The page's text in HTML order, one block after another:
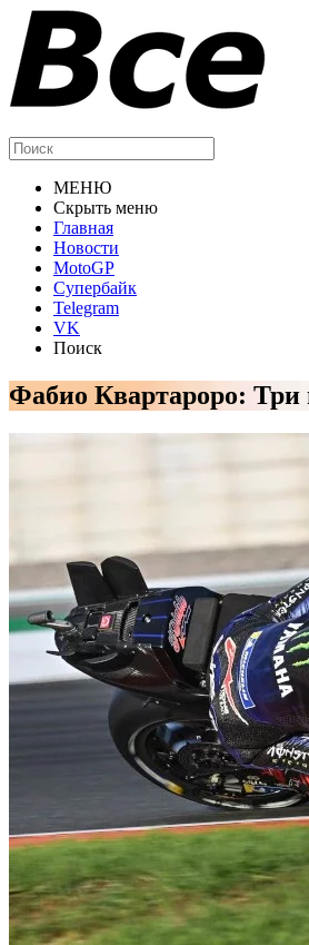
МЕНЮ
Скрыть меню
Главная
Новости
MotoGP
Супербайк
Telegram
VK
Поиск
Фабио Квартароро: Три